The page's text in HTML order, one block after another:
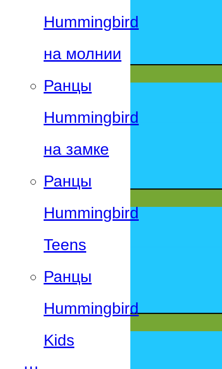
Hummingbird
на молнии
Ранцы
Hummingbird
на замке
Ранцы
Hummingbird
Teens
Ранцы
Hummingbird
Kids